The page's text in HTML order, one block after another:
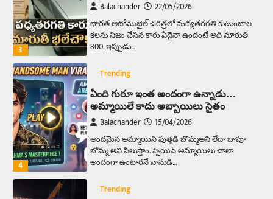
3
Balachander 22/05/2026
భారత ఆటోమొబైల్ చరిత్రలో మధ్యతరగతి కుటుంబాల
కలను నిజం చేసిన కారు ఏదైనా ఉందంటే అది మారుతి
800. ఇప్పుడు…
4
Trending
ఏంది గురూ ఇంత అందంగా ఉన్నాడు…
అమ్మాయిలే కాదు అబ్బాయిలు సైతం
Balachander 15/04/2026
అందమైన అమ్మాయిని పుత్తడి బొమ్మఅని లేదా బాపూ
బోమ్మ అని పిలుస్తాం. స్పెయిన్‌ అమ్మాయిలు చాలా
అందంగా ఉంటారనే నానుడి…
Trending